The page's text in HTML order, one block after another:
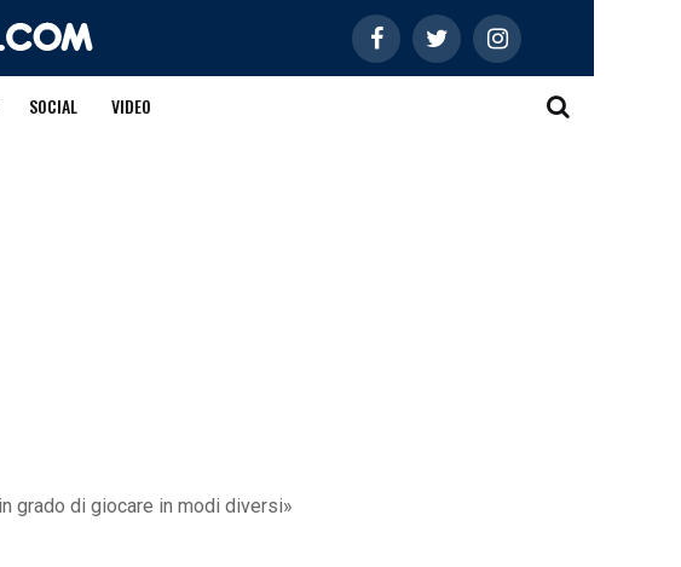
SOCIAL VIDEO
grado di giocare in modi diversi»